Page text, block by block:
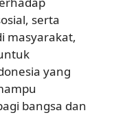
serta
masyarakat,
yang
bangsa dan